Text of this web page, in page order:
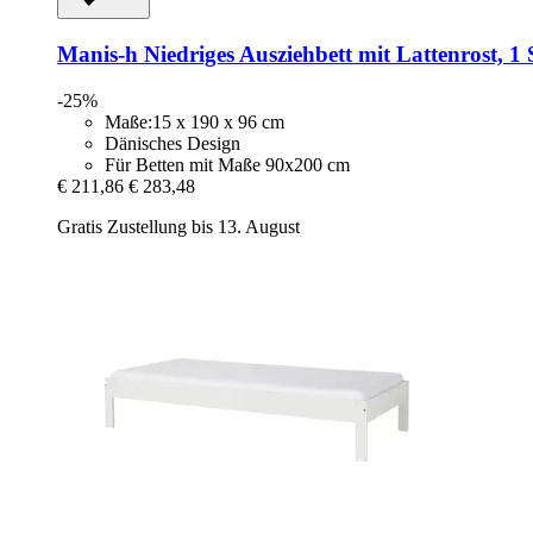
Manis-h Niedriges Ausziehbett mit Lattenrost, 1
-25%
Maße:15 x 190 x 96 cm
Dänisches Design
Für Betten mit Maße 90x200 cm
€ 211,86 € 283,48
Gratis Zustellung bis 13. August